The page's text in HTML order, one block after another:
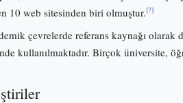
10 web sitesinden biri olmuştur.[7]
çevrelerde referans kaynağı olarak
kullanılmaktadır. Birçok üniversite,